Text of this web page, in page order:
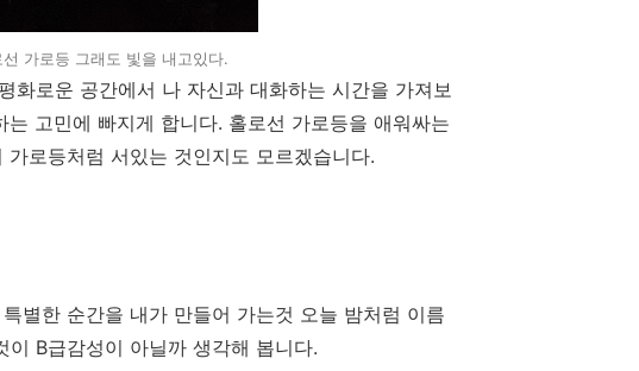
가로등 그래도 빛을 내고있다.
화로운 공간에서 나 자신과 대화하는 시간을 가져보
고민에 빠지게 합니다. 홀로선 가로등을 애워싸는
로등처럼 서있는 것인지도 모르겠습니다.
별한 순간을 내가 만들어 가는것 오늘 밤처럼 이름
B급감성이 아닐까 생각해 봅니다.